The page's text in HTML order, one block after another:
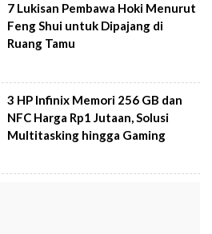
7 Lukisan Pembawa Hoki Menurut
Feng Shui untuk Dipajang di
Ruang Tamu
3 HP Infinix Memori 256 GB dan
NFC Harga Rp1 Jutaan, Solusi
Multitasking hingga Gaming